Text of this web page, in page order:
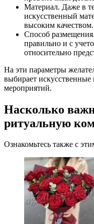
Материал. Даже в
искусственный
высоким качеством.
Способ
правильно и с
относительно
На эти параметры
выбирает
мероприятий.
Насколько
ритуальную
Ознакомьтесь также с